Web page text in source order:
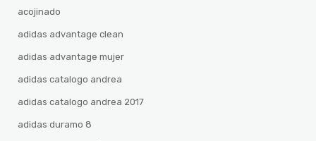
acojinado
adidas advantage clean
adidas advantage mujer
adidas catalogo andrea
adidas catalogo andrea 2017
adidas duramo 8